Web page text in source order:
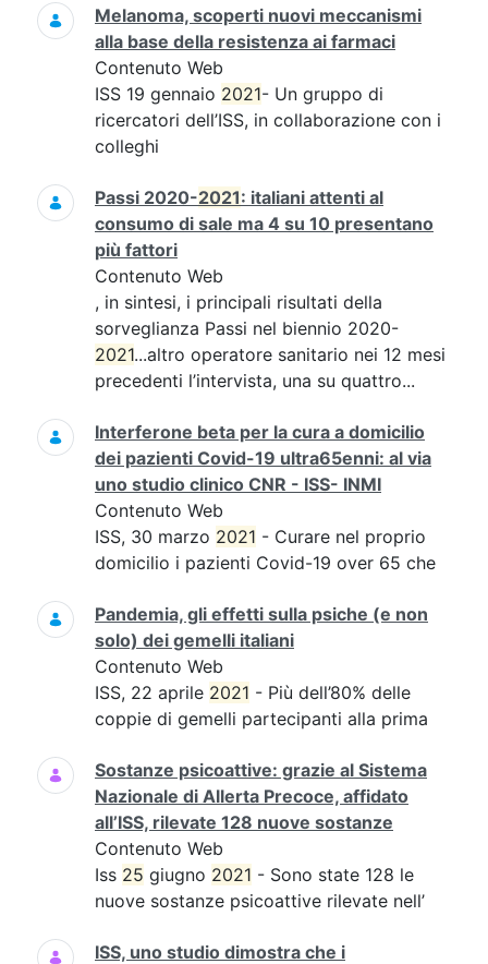
Melanoma, scoperti nuovi meccanismi
alla base della resistenza ai farmaci
Contenuto Web
ISS 19 gennaio 2021- Un gruppo di
ricercatori dell’ISS, in collaborazione con i
colleghi
Passi 2020-2021: italiani attenti al
consumo di sale ma 4 su 10 presentano
più fattori
Contenuto Web
, in sintesi, i principali risultati della
sorveglianza Passi nel biennio 2020-
2021...altro operatore sanitario nei 12 mesi
precedenti l’intervista, una su quattro...
Interferone beta per la cura a domicilio
dei pazienti Covid-19 ultra65enni: al via
uno studio clinico CNR - ISS- INMI
Contenuto Web
ISS, 30 marzo 2021 - Curare nel proprio
domicilio i pazienti Covid-19 over 65 che
Pandemia, gli effetti sulla psiche (e non
solo) dei gemelli italiani
Contenuto Web
ISS, 22 aprile 2021 - Più dell’80% delle
coppie di gemelli partecipanti alla prima
Sostanze psicoattive: grazie al Sistema
Nazionale di Allerta Precoce, affidato
all’ISS, rilevate 128 nuove sostanze
Contenuto Web
Iss 25 giugno 2021 - Sono state 128 le
nuove sostanze psicoattive rilevate nell’
ISS, uno studio dimostra che i